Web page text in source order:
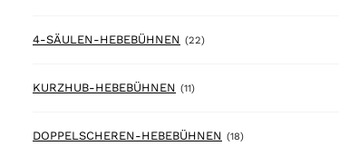
4-SÄULEN-HEBEBÜHNEN (22)22 products
KURZHUB-HEBEBÜHNEN (11)11 products
DOPPELSCHEREN-HEBEBÜHNEN (18)18 products